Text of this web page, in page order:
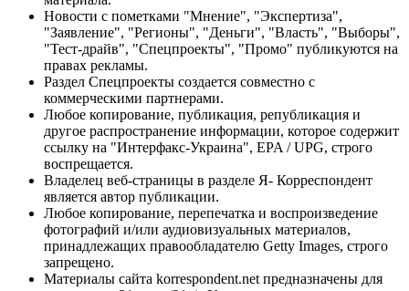
Новости с пометками "Мнение", "Экспертиза",
"Заявление", "Регионы", "Деньги", "Власть", "Выборы",
"Тест-драйв", "Спецпроекты", "Промо" публикуются на
правах рекламы.
Раздел Спецпроекты создается совместно с
коммерческими партнерами.
Любое копирование, публикация, републикация и
другое распространение информации, которое содержит
ссылку на "Интерфакс-Украина", EPA / UPG, строго
воспрещается.
Владелец веб-страницы в разделе Я- Корреспондент
является автор публикации.
Любое копирование, перепечатка и воспроизведение
фотографий и/или аудиовизуальных материалов,
принадлежащих правообладателю Getty Images, строго
запрещено.
Материалы сайта korrespondent.net предназначены для